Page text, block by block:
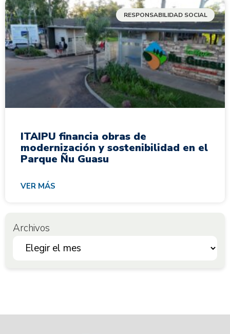
RESPONSABILIDAD SOCIAL
ITAIPU financia obras de
modernización y sostenibilidad en el
Parque Ñu Guasu
VER MÁS
Archivos